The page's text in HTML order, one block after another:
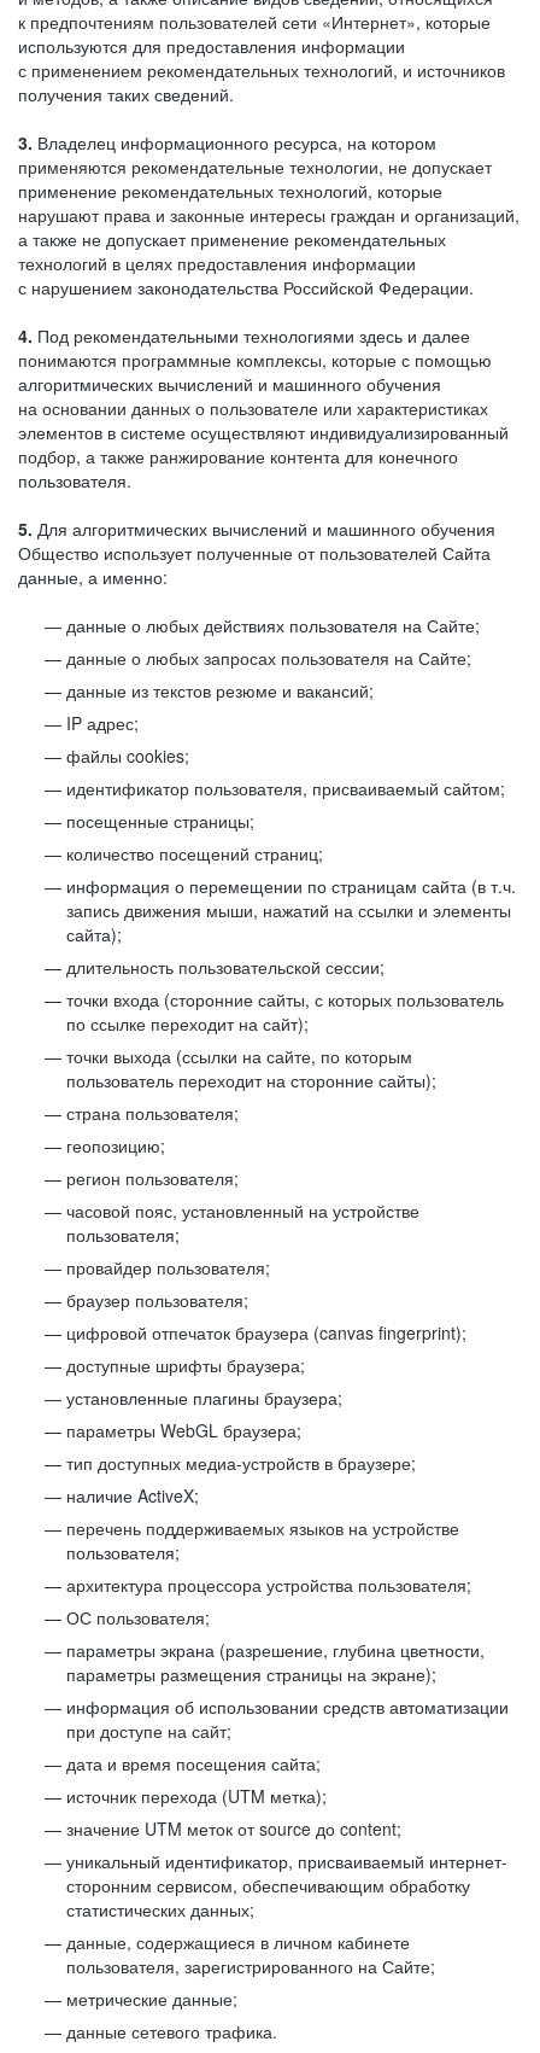
к предпочтениям пользователей сети «Интернет», которые
используются для предоставления информации
с применением рекомендательных технологий, и источников
получения таких сведений.
3. Владелец информационного ресурса, на котором
применяются рекомендательные технологии, не допускает
применение рекомендательных технологий, которые
нарушают права и законные интересы граждан и организаций,
а также не допускает применение рекомендательных
технологий в целях предоставления информации
с нарушением законодательства Российской Федерации.
4. Под рекомендательными технологиями здесь и далее
понимаются программные комплексы, которые с помощью
алгоритмических вычислений и машинного обучения
на основании данных о пользователе или характеристиках
элементов в системе осуществляют индивидуализированный
подбор, а также ранжирование контента для конечного
пользователя.
5. Для алгоритмических вычислений и машинного обучения
Общество использует полученные от пользователей Сайта
данные, а именно:
данные о любых действиях пользователя на Сайте;
данные о любых запросах пользователя на Сайте;
данные из текстов резюме и вакансий;
IP адрес;
файлы cookies;
идентификатор пользователя, присваиваемый сайтом;
посещенные страницы;
количество посещений страниц;
информация о перемещении по страницам сайта (в т.ч.
запись движения мыши, нажатий на ссылки и элементы
сайта);
длительность пользовательской сессии;
точки входа (сторонние сайты, с которых пользователь
по ссылке переходит на сайт);
точки выхода (ссылки на сайте, по которым
пользователь переходит на сторонние сайты);
страна пользователя;
геопозицию;
регион пользователя;
часовой пояс, установленный на устройстве
пользователя;
провайдер пользователя;
браузер пользователя;
цифровой отпечаток браузера (canvas fingerprint);
доступные шрифты браузера;
установленные плагины браузера;
параметры WebGL браузера;
тип доступных медиа-устройств в браузере;
наличие ActiveX;
перечень поддерживаемых языков на устройстве
пользователя;
архитектура процессора устройства пользователя;
ОС пользователя;
параметры экрана (разрешение, глубина цветности,
параметры размещения страницы на экране);
информация об использовании средств автоматизации
при доступе на сайт;
дата и время посещения сайта;
источник перехода (UTM метка);
значение UTM меток от source до content;
уникальный идентификатор, присваиваемый интернет-
сторонним сервисом, обеспечивающим обработку
статистических данных;
данные, содержащиеся в личном кабинете
пользователя, зарегистрированного на Сайте;
метрические данные;
данные сетевого трафика.